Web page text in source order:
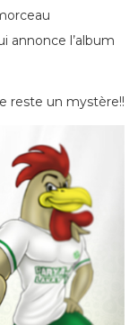
annonce l’album
reste un mystère!!